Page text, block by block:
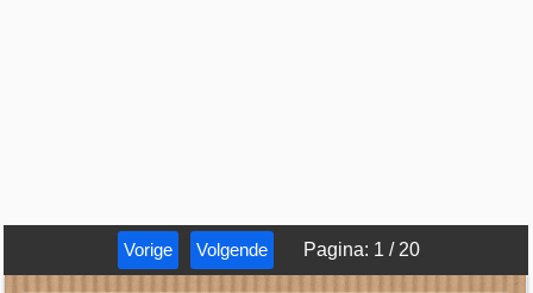
Vorige Volgende Pagina: 1 / 20